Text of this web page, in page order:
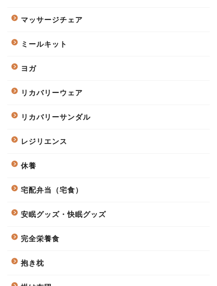
マッサージチェア
ミールキット
ヨガ
リカバリーウェア
リカバリーサンダル
レジリエンス
休養
宅配弁当（宅食）
安眠グッズ・快眠グッズ
完全栄養食
抱き枕